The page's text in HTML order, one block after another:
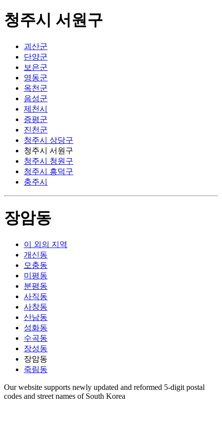
청주시 서원구
괴산군
단양군
보은군
영동군
옥천군
음성군
제천시
증평군
진천군
청주시 상당구
청주시 서원구
청주시 청원구
청주시 흥덕구
충주시
장암동
이 외의 지역
개신동
모충동
미평동
분평동
사직동
사창동
산남동
성화동
수곡동
장성동
장암동
죽림동
Our website supports newly updated and reformed 5-digit postal
codes and street names of South Korea